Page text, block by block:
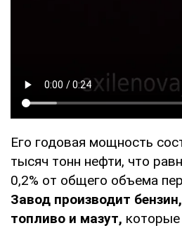
Его годовая мощность
тысяч тонн нефти, что
0,2% от общего объема
Завод производит
топливо и мазут,